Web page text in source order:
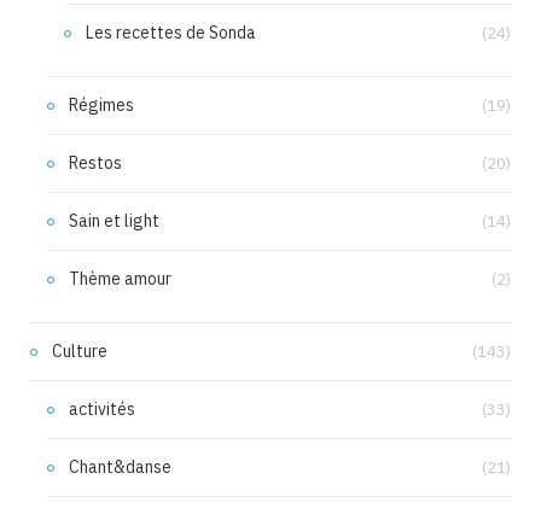
Les recettes de Sonda (24)
Régimes (19)
Restos (20)
Sain et light (14)
Thème amour (2)
Culture (143)
activités (33)
Chant&danse (21)